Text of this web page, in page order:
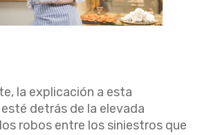
la explicación a esta
detrás de la elevada
robos entre los siniestros que